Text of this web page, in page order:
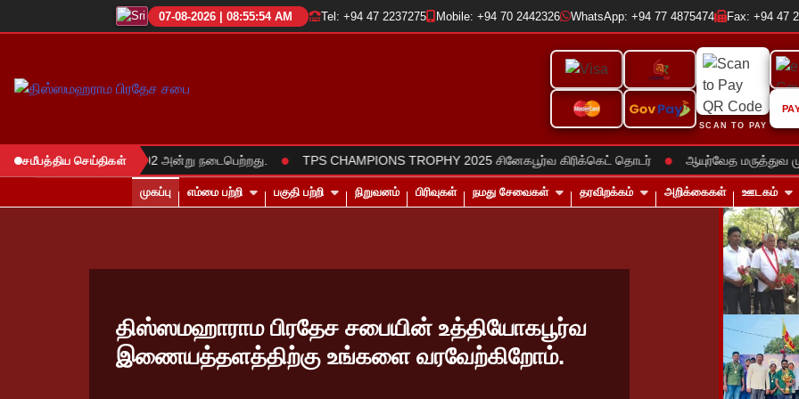
07-08-2026 | 08:55:56 AM Tel: +94 47 2237275 Mobile: +94 70 2442326 WhatsApp: +94 77 4875474 Fax: +94 47
SCAN TO PAY
சமீபத்திய செய்திகள்
2025.06.02 அன்று நடைபெற்றது. ● TPS CHAMPIONS TROPHY 2025 சினேகபூர்வ கிரிக்கெட் தொடர் ● ஆயுர்வேத மருத்துவ முகாம்களை
முகப்பு எம்மை பற்றி பகுதி பற்றி நிறுவனம் பிரிவுகள் நமது சேவைகள் தரவிறக்கம் அறிக்கைகள் ஊடகம்
திஸ்ஸமஹாராம பிரதேச சபையின் உத்தியோகபூர்வ
இணையத்தளத்திற்கு உங்களை வரவேற்கிறோம்.